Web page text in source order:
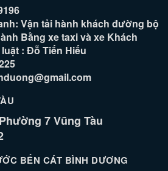
Vận tải hành khách đường bộ
Bằng xe taxi và xe Khách
: Đỗ Tiến Hiếu
7 Vũng Tàu
BẾN CÁT BÌNH DƯƠNG